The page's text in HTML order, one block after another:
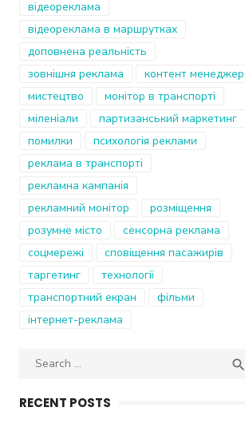
відеореклама
відеореклама в маршрутках
доповнена реальність
зовнішня реклама
контент менеджер
мистецтво
монітор в транспорті
міленіали
партизанський маркетинг
помилки
психологія реклами
реклама в транспорті
рекламна кампанія
рекламний монітор
розміщення
розумне місто
сенсорна реклама
соцмережі
сповіщення пасажирів
таргетинг
технології
транспортний екран
фільми
інтернет-реклама
Search

RECENT POSTS